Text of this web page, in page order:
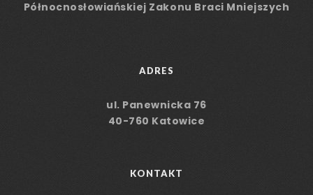
Północnosłowiańskiej Zakonu Braci Mniejszych
ADRES
ul. Panewnicka 76
40-760 Katowice
KONTAKT